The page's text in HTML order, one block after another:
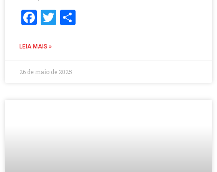
Facebook
Twitter
LEIA MAIS »
26 de maio de 2025